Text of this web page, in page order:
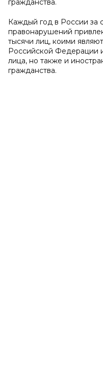
гражданства.
Каждый год в России за
правонарушений
тысячи лиц, коими
Российской Федерации
лица, но также и
гражданства.